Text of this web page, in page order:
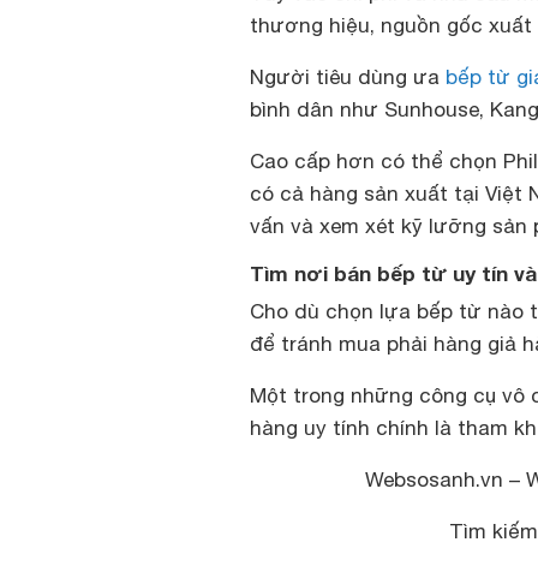
thương hiệu, nguồn gốc
Người tiêu dùng ưa bếp từ
bình dân như Sunhouse,
Cao cấp hơn có thể chọn
có cả hàng sản xuất tại Việt
vấn và xem xét kỹ lưỡng sản
Tìm nơi bán bếp từ uy tín
Cho dù chọn lựa bếp từ nào
để tránh mua phải hàng giả
Một trong những công cụ
hàng uy tính chính là tham
Websosanh.vn –
Tìm